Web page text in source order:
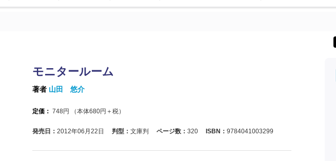
モニタールーム
著者 山田 悠介
定価： 748円 （本体680円＋税）
発売日： 2012年06月22日 判型： 文庫判 ページ数： 320 ISBN： 9784041003299